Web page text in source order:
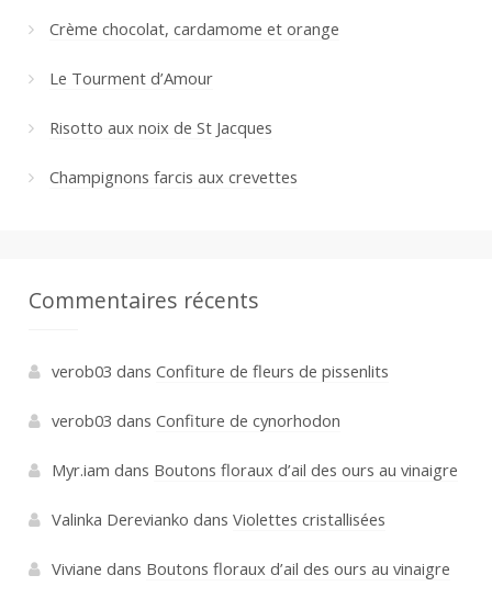
Crème chocolat, cardamome et orange
Le Tourment d’Amour
Risotto aux noix de St Jacques
Champignons farcis aux crevettes
Commentaires récents
verob03 dans Confiture de fleurs de pissenlits
verob03 dans Confiture de cynorhodon
Myr.iam dans Boutons floraux d’ail des ours au vinaigre
Valinka Derevianko dans Violettes cristallisées
Viviane dans Boutons floraux d’ail des ours au vinaigre